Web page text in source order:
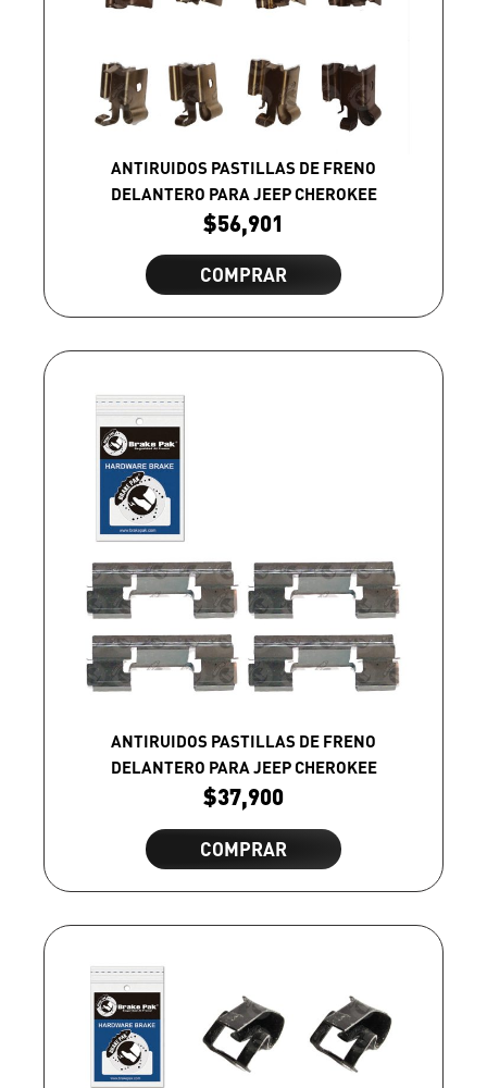
ANTIRUIDOS PASTILLAS DE FRENO
DELANTERO PARA JEEP CHEROKEE
$56,901
COMPRAR
ANTIRUIDOS PASTILLAS DE FRENO
DELANTERO PARA JEEP CHEROKEE
$37,900
COMPRAR